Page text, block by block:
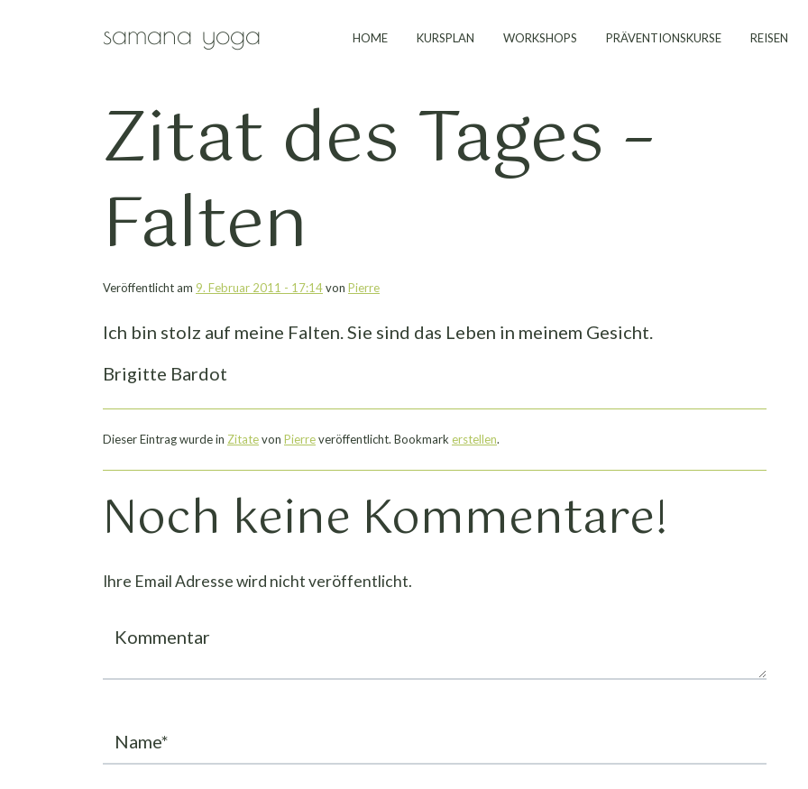
samana yoga HOME KURSPLAN WORKSHOPS PRÄVENTIONSKURSE REISEN
Zitat des Tages –
Falten
Veröffentlicht am 9. Februar 2011 - 17:14von Pierre
Ich bin stolz auf meine Falten. Sie sind das Leben in meinem Gesicht.
Brigitte Bardot
Dieser Eintrag wurde in Zitatevon Pierreveröffentlicht. Bookmark erstellen.
Noch keine Kommentare!
Ihre Email Adresse wird nicht veröffentlicht.
Kommentar
Name*